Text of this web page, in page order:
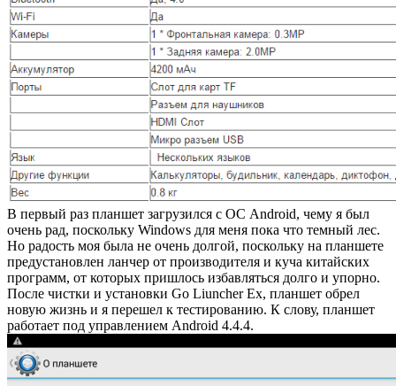
В первый раз планшет загрузился с ОС Android, чему я был
очень рад, поскольку Windows для меня пока что темный лес.
Но радость моя была не очень долгой, поскольку на планшете
предустановлен ланчер от производителя и куча китайских
программ, от которых пришлось избавляться долго и упорно.
После чистки и установки Go Liuncher Ex, планшет обрел
новую жизнь и я перешел к тестированию. К слову, планшет
работает под управлением Android 4.4.4.